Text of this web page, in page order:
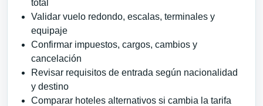
total
Validar vuelo redondo, escalas, terminales y
equipaje
Confirmar impuestos, cargos, cambios y
cancelación
Revisar requisitos de entrada según nacionalidad
y destino
Comparar hoteles alternativos si cambia la tarifa